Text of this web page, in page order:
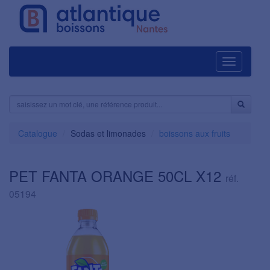
Navigation
Catalogue Sodas et limonades boissons aux fruits
PET FANTA ORANGE 50CL X12 réf.
05194